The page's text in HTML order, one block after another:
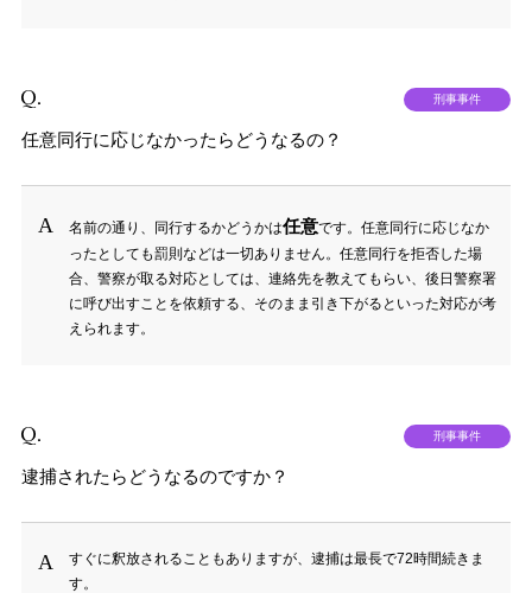
刑事事件
任意同行に応じなかったらどうなるの？
名前の通り、同行するかどうかは任意です。任意同行に応じなか
ったとしても罰則などは一切ありません。任意同行を拒否した場
合、警察が取る対応としては、連絡先を教えてもらい、後日警察署
に呼び出すことを依頼する、そのまま引き下がるといった対応が考
えられます。
刑事事件
逮捕されたらどうなるのですか？
すぐに釈放されることもありますが、逮捕は最長で72時間続きま
す。